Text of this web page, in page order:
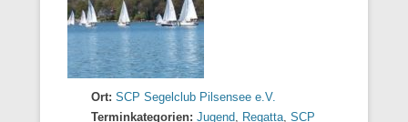
Ort: SCP Segelclub Pilsensee e.V.
Terminkategorien: Jugend, Regatta, SCP